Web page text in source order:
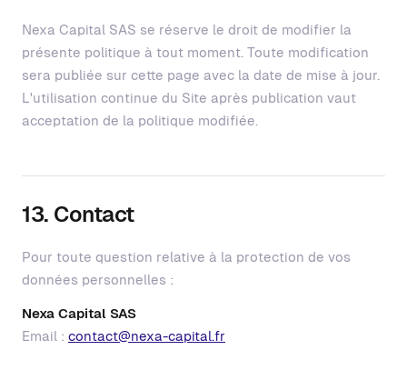
Nexa Capital SAS se réserve le droit de modifier la
présente politique à tout moment. Toute modification
sera publiée sur cette page avec la date de mise à jour.
L'utilisation continue du Site après publication vaut
acceptation de la politique modifiée.
13. Contact
Pour toute question relative à la protection de vos
données personnelles :
Nexa Capital SAS
Email : contact@nexa-capital.fr